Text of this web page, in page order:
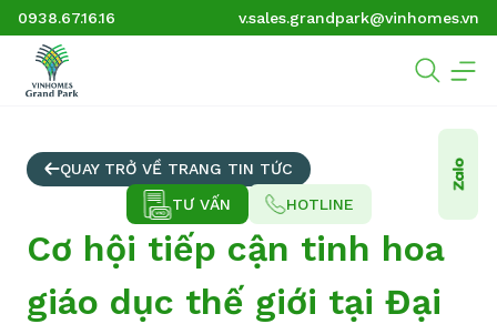
0938.67.16.16 v.sales.grandpark@vinhomes.vn
QUAY TRỞ VỀ TRANG TIN TỨC
Cơ hội tiếp cận tinh hoa
giáo dục thế giới tại Đại
TƯ VẤN HOTLINE